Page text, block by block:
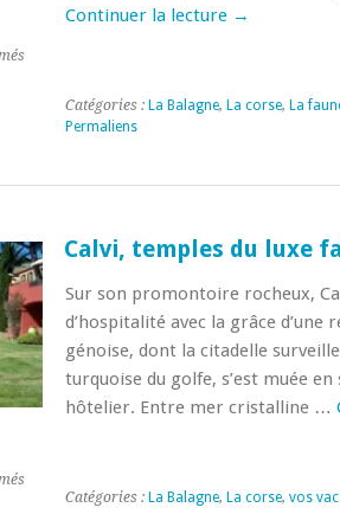
sur
Rousse,
L’écrin
où
avec
dolce
vita
méditerranéenne
Continuer la lecture →
Catégories : La Balagne, La corse, La
Permaliens
sur
Calvi, temples du luxe
Sur son promontoire rocheux,
d’hospitalité avec la grâce
génoise, dont la citadelle
turquoise du golfe, s’est muée
hôtelier. Entre mer cristalline …
Catégories : La Balagne, La corse, vos